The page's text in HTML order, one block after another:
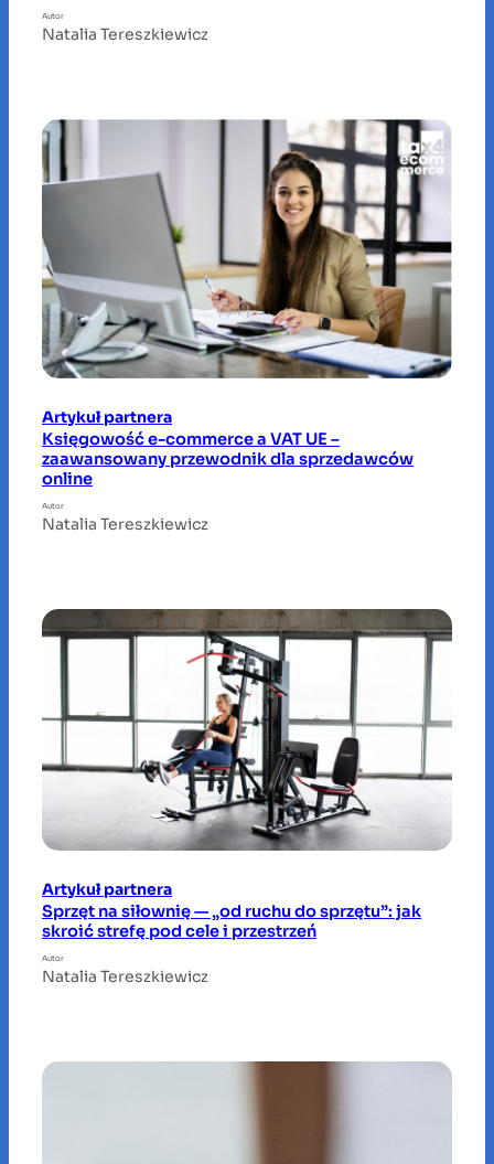
Autor
Natalia Tereszkiewicz
Artykuł partnera
Księgowość e-commerce a VAT UE –
zaawansowany przewodnik dla sprzedawców
online
Autor
Natalia Tereszkiewicz
Artykuł partnera
Sprzęt na siłownię — „od ruchu do sprzętu”: jak
skroić strefę pod cele i przestrzeń
Autor
Natalia Tereszkiewicz